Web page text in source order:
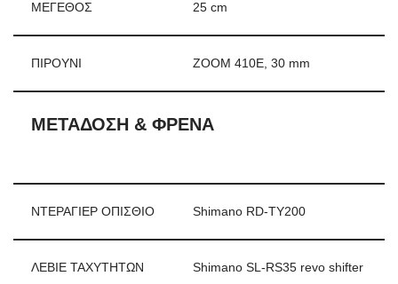
ΜΕΓΕΘΟΣ 25 cm
ΠΙΡΟΥΝΙ ZOOM 410E, 30 mm
ΜΕΤΑΔΟΣΗ & ΦΡΕΝΑ
ΝΤΕΡΑΓΙΕΡ ΟΠΙΣΘΙΟ Shimano RD-TY200
ΛΕΒΙΕ ΤΑΧΥΤΗΤΩΝ Shimano SL-RS35 revo shifter